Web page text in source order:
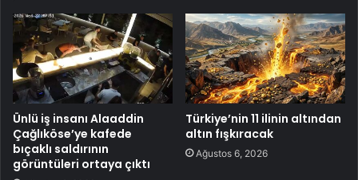
Ünlü iş insanı Alaaddin
Çağlıköse’ye kafede
bıçaklı saldırının
görüntüleri ortaya çıktı
Türkiye’nin 11 ilinin altından
altın fışkıracak
Ağustos 6, 2026